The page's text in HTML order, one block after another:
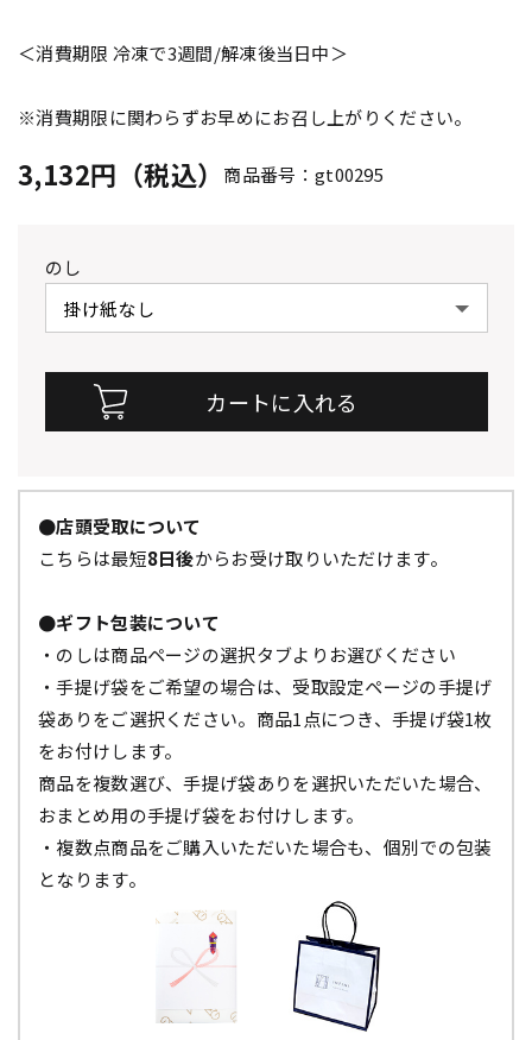
＜消費期限 冷凍で3週間/解凍後当日中＞
※消費期限に関わらずお早めにお召し上がりください。
3,132円（税込） 商品番号：gt00295
のし
●店頭受取について
こちらは最短8日後からお受け取りいただけます。
●ギフト包装について
・のしは商品ページの選択タブよりお選びください
・手提げ袋をご希望の場合は、受取設定ページの手提げ
袋ありをご選択ください。商品1点につき、手提げ袋1枚
をお付けします。
商品を複数選び、手提げ袋ありを選択いただいた場合、
おまとめ用の手提げ袋をお付けします。
・複数点商品をご購入いただいた場合も、個別での包装
となります。